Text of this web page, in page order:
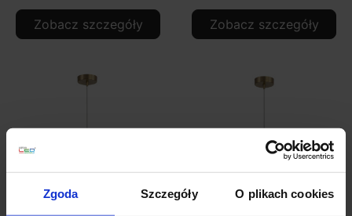
Zgoda Szczegóły O plikach cookies
Zobacz szczegóły Zobacz szczegóły